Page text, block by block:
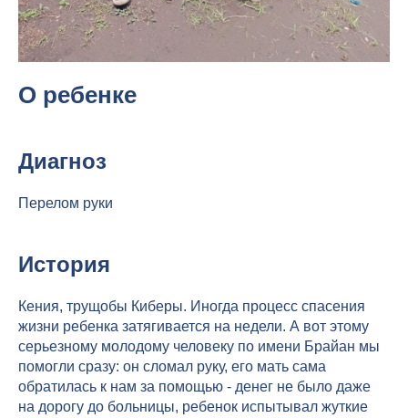
О ребенке
Диагноз
Перелом руки
История
Кения, трущобы Киберы. Иногда процесс спасения
жизни ребенка затягивается на недели. А вот этому
серьезному молодому человеку по имени Брайан мы
помогли сразу: он сломал руку, его мать сама
обратилась к нам за помощью - денег не было даже
на дорогу до больницы, ребенок испытывал жуткие